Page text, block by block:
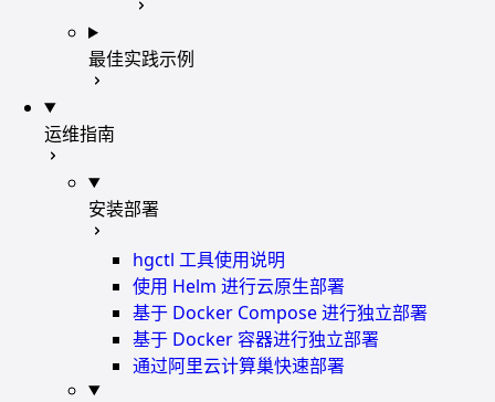
最佳实践示例
运维指南
安装部署
hgctl 工具使用说明
使用 Helm 进行云原生部署
基于 Docker Compose 进行独立部署
基于 Docker 容器进行独立部署
通过阿里云计算巢快速部署